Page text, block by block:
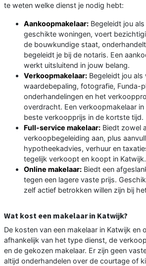
te weten welke dienst je nodig hebt:
Aankoopmakelaar: Begeleidt jou
geschikte woningen, voert
de bouwkundige staat,
begeleidt je bij de notaris. Een
werkt uitsluitend in jouw belang.
Verkoopmakelaar: Begeleidt jou
waardebepaling, fotografie, Funda-
onderhandelingen en het
overdracht. Een verkoopmakelaar
beste verkoopprijs in de kortste tijd.
Full-service makelaar: Biedt zowel
verkoopbegeleiding aan, plus
hypotheekadvies, verhuur en
tegelijk verkoopt en koopt in Katwijk.
Online makelaar: Biedt een
tegen een lagere vaste prijs.
zelf actief betrokken willen zijn bij
Wat kost een makelaar in Katwijk?
De kosten van een makelaar in Katwijk en
afhankelijk van het type dienst, de
en de gekozen makelaar. Er zijn geen
altijd onderhandelen over de courtage of